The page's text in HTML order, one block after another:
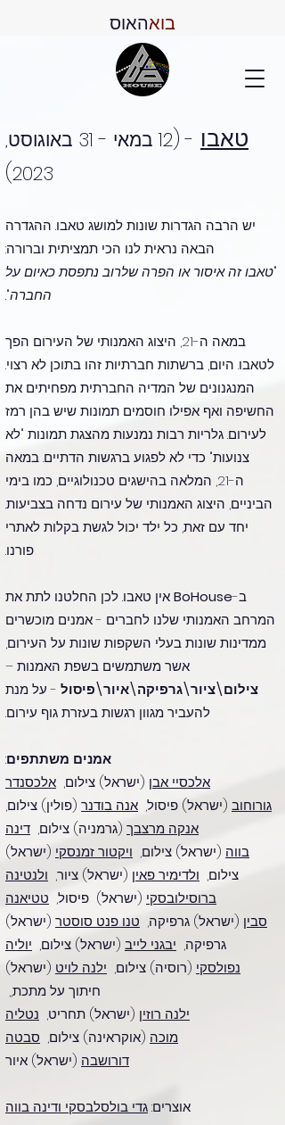
בואהאוס
טאבו
- (12 במאי - 31 באוגוסט,
2023)
יש הרבה הגדרות שונות למושג טאבו. ההגדרה
הבאה נראית לנו הכי תמציתית וברורה:
"טאבו זה איסור או הפרה שלרוב נתפסת כאיום על
החברה".
במאה ה-21, היצוג האמנותי של העירום הפך
לטאבו. היום, ברשתות חברתיות זהו בתוכן לא רצוי.
המנגנונים של המדיה החברתית מפחיתים את
החשיפה ואף אפילו חוסמים תמונות שיש בהן רמז
לעירום. גלריות רבות נמנעות מהצגת תמונות "לא
צנועות" כדי לא לפגוע ברגשות הדתיים. במאה
ה-21, המלאה בהישגים טכנולוגיים, כמו בימי
הביניים, היצוג האמנותי של עירום נדחה בצביעות.
יחד עם זאת, כל ילד יכול לגשת בקלות לאתרי
פורנו.
ב-BoHouseאין טאבו. לכן החלטנו לתת את
המרחב האמנותי שלנו לחברים - אמנים מוכשרים
ממדינות שונות בעלי השקפות שונות על העירום,
אשר משתמשים בשפת האמנות –
צילום\ציור\גרפיקה\איור\פיסול - על מנת
להעביר מגוון רגשות בעזרת גוף עירום.
אמנים משתתפים:
אלכסיי אבן (ישראל) צילום, אלכסנדר
גורוחוב (ישראל) פיסול, אנה בודנר (פולין) צילום,
אנקה מרצבך (גרמניה) צילום, דינה
בווה (ישראל) צילום, ויקטור זמנסקי (ישראל)
צילום, ולדימיר פאין (ישראל) ציור, ולנטינה
ברוסילובסקי (ישראל) פיסול, טטיאנה
סבין (ישראל) גרפיקה, טנו פנט סוסטר (ישראל)
גרפיקה, יבגני לייב (ישראל) צילום, יוליה
נפולסקי (רוסיה) צילום, ילנה לויט (ישראל)
חיתוך על מתכת,,
ילנה רוזין (ישראל) תחריט, נטליה
מוכה (אוקראינה) צילום, סבטה
דורושבה (ישראל) איור
אוצרים:גדי בולסלבסקי ודינה בווה